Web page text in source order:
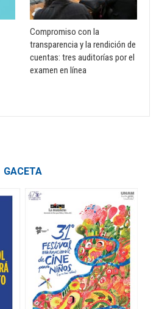
Compromiso con la
transparencia y la rendición de
cuentas: tres auditorías por el
examen en línea
GACETA